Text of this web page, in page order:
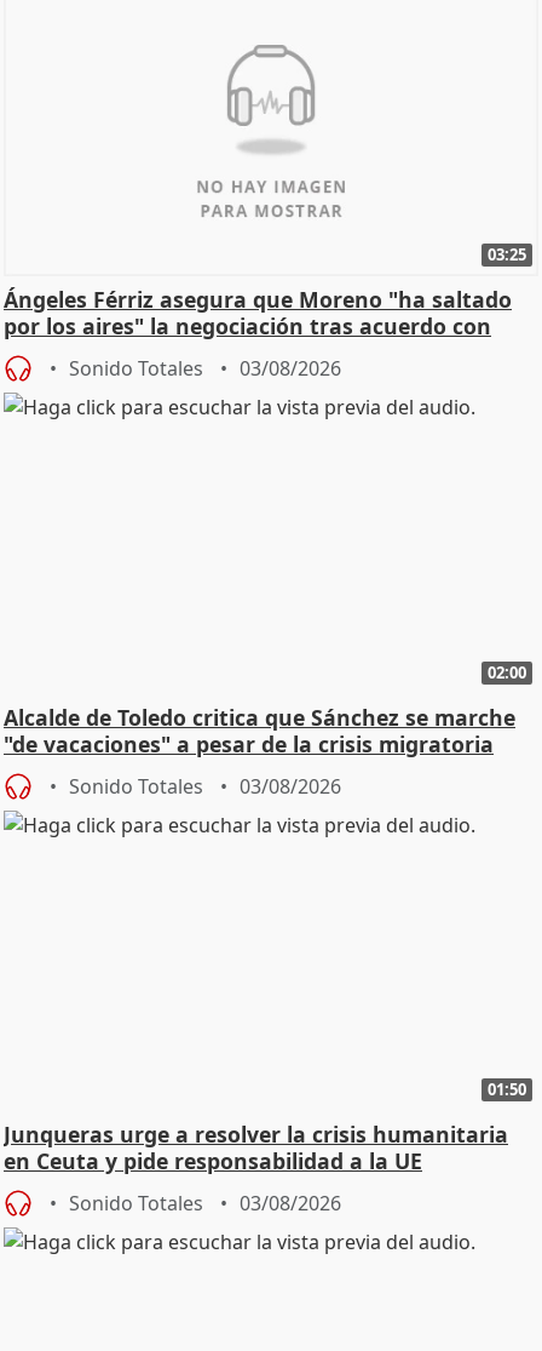
03:25
Ángeles Férriz asegura que Moreno "ha saltado
por los aires" la negociación tras acuerdo con
SMA
Sonido Totales 03/08/2026
02:00
Alcalde de Toledo critica que Sánchez se marche
"de vacaciones" a pesar de la crisis migratoria
Sonido Totales 03/08/2026
01:50
Junqueras urge a resolver la crisis humanitaria
en Ceuta y pide responsabilidad a la UE
Sonido Totales 03/08/2026